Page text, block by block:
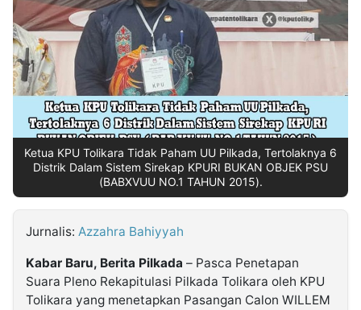
Follow
Kabarbaru
Kabarbaru.co
2026
Ketua KPU Tolikara Tidak Paham UU Pilkada, Tertolaknya 6
Distrik Dalam Sistem Sirekap KPURI BUKAN OBJEK PSU
(BABXVUU NO.1 TAHUN 2015).
Jurnalis: Azzahra Bahiyyah
Kabar Baru, Berita Pilkada – Pasca Penetapan
Suara Pleno Rekapitulasi Pilkada Tolikara oleh KPU
Tolikara yang menetapkan Pasangan Calon WILLEM